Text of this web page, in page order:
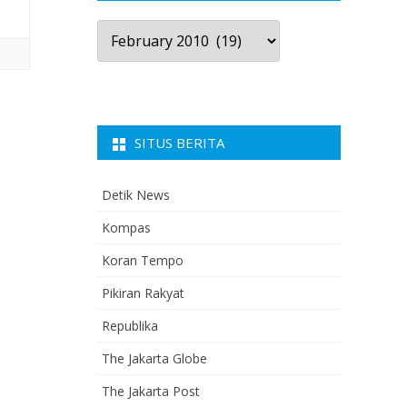
Arsip
Berita
SITUS BERITA
Detik News
Kompas
Koran Tempo
Pikiran Rakyat
Republika
The Jakarta Globe
The Jakarta Post